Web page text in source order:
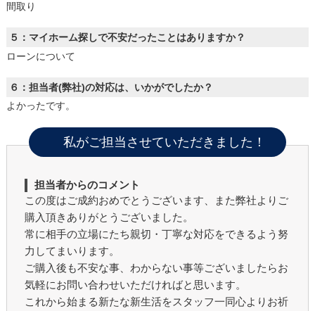
間取り
５：マイホーム探しで不安だったことはありますか？
ローンについて
６：担当者(弊社)の対応は、いかがでしたか？
よかったです。
私がご担当させていただきました！
担当者からのコメント
この度はご成約おめでとうございます、また弊社よりご
購入頂きありがとうございました。
常に相手の立場にたち親切・丁寧な対応をできるよう努
力してまいります。
ご購入後も不安な事、わからない事等ございましたらお
気軽にお問い合わせいただければと思います。
これから始まる新たな新生活をスタッフ一同心よりお祈